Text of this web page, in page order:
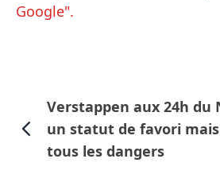
Google".
Verstappen aux 24h du
un statut de favori
tous les dangers